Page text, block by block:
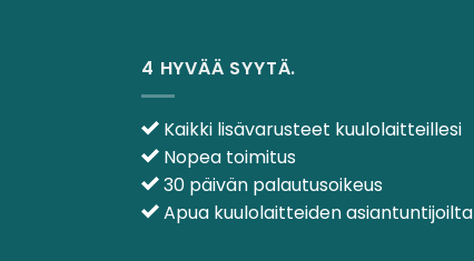
4 HYVÄÄ SYYTÄ.
Kaikki lisävarusteet kuulolaitteillesi
Nopea toimitus
30 päivän palautusoikeus
Apua kuulolaitteiden asiantuntijoilta